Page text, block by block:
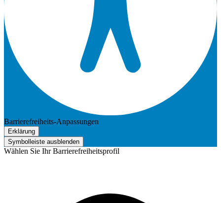
Barrierefreiheits-Anpassungen
Erklärung
Symbolleiste ausblenden
Wählen Sie Ihr Barrierefreiheitsprofil